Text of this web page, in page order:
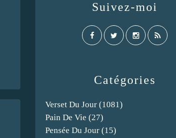
Catégories
Verset Du Jour (1081)
Pain De Vie (27)
Pensée Du Jour (15)
Suivez-moi